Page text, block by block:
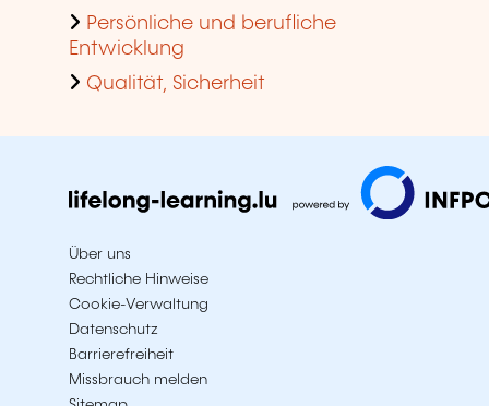
Persönliche und berufliche
Entwicklung
Qualität, Sicherheit
Über uns
Rechtliche Hinweise
Cookie-Verwaltung
Datenschutz
Barrierefreiheit
Missbrauch melden